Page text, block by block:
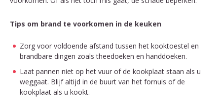
Tips om brand te voorkomen in de keuken
Zorg voor voldoende afstand tussen het kooktoestel en
brandbare dingen zoals theedoeken en handdoeken.
Laat pannen niet op het vuur of de kookplaat staan als u
weggaat. Blijf altijd in de buurt van het fornuis of de
kookplaat als u kookt.